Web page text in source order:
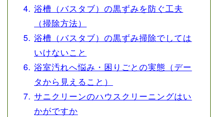
浴槽（バスタブ）の黒ずみを防ぐ工夫
（掃除方法）
浴槽（バスタブ）の黒ずみ掃除でしては
いけないこと
浴室汚れへ悩み・困りごとの実態（デー
タから見えること）
サニクリーンのハウスクリーニングはい
かがですか